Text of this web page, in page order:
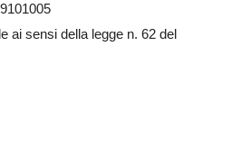
ai sensi della legge n. 62 del